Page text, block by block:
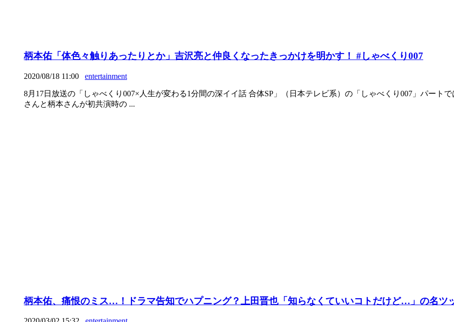
柄本佑「体色々触りあったりとか」吉沢亮と仲良くなったきっかけを明かす！ #しゃべくり007
2020/08/18 11:00 entertainment
8月17日放送の「しゃべくり007×人生が変わる1分間の深イイ話 合体SP」（日本テレビ系）の「しゃべくり007」パート
さんと柄本さんが初共演時の ...
柄本佑、痛恨のミス…！ドラマ告知でハプニング？上田晋也「知らなくていいコトだけど…」の名ツ